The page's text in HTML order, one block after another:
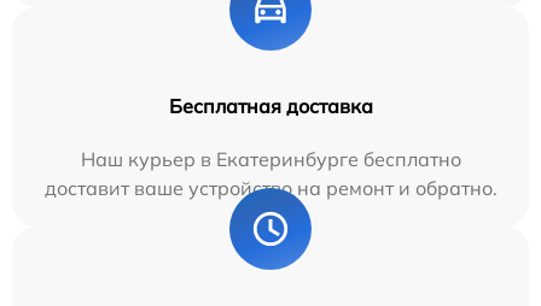
Бесплатная доставка
Наш курьер в Екатеринбурге бесплатно
доставит ваше устройство на ремонт и обратно.